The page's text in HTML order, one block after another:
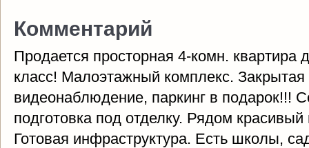
Комментарий
Продается просторная 4-комн. квартира
класс! Малоэтажный комплекс. Закрытая
видеонаблюдение, паркинг в подарок!!!
подготовка под отделку. Рядом
Готовая инфраструктура. Есть школы,